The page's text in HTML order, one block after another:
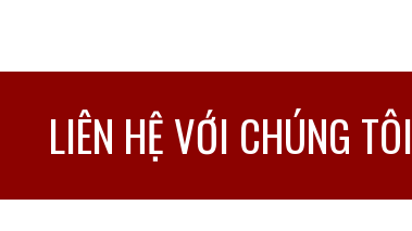
LIÊN HỆ VỚI CHÚNG TÔI